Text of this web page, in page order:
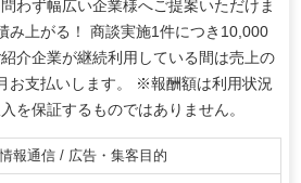
わず幅広い企業様へご提案いただけま
上がる！ 商談実施1件につき10,000
介企業が継続利用している間は売上の
お支払いします。 ※報酬額は利用状況
を保証するものではありません。
情報通信 / 広告・集客目的